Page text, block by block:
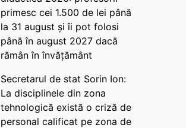
primesc cei 1.500 de lei până
la 31 august și îi pot folosi
până în august 2027 dacă
rămân în învățământ
Secretarul de stat Sorin Ion:
La disciplinele din zona
tehnologică există o criză de
personal calificat pe zona de